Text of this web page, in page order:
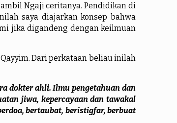
Ngaji ceritanya. Pendidikan di
saya diajarkan konsep bahwa
jika digandeng dengan keilmuan
Dari perkataan beliau inilah
dokter ahli. Ilmu pengetahuan dan
jiwa, kepercayaan dan tawakal
bertaubat, beristigfar, berbuat